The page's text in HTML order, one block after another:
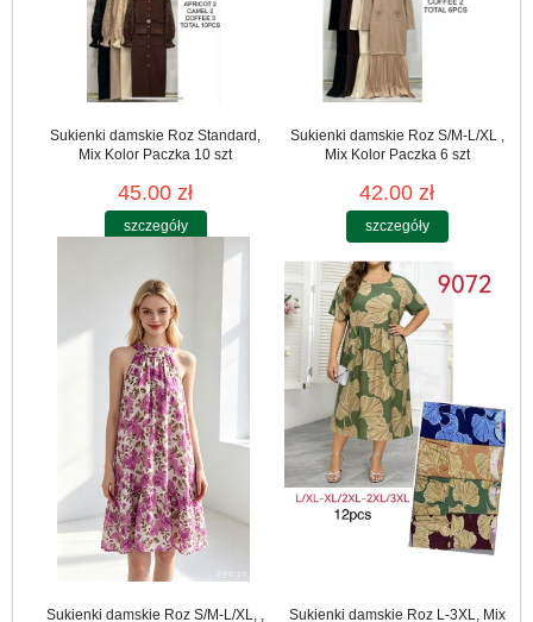
Sukienki damskie Roz Standard,
Mix Kolor Paczka 10 szt
45.00 zł
szczegóły
Sukienki damskie Roz S/M-L/XL ,
Mix Kolor Paczka 6 szt
42.00 zł
szczegóły
Sukienki damskie Roz S/M-L/XL, , Sukienki damskie Roz L-3XL, Mix